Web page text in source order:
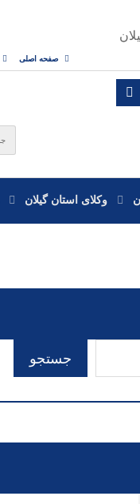
صفحه اصلی
وکلای استان گیلان